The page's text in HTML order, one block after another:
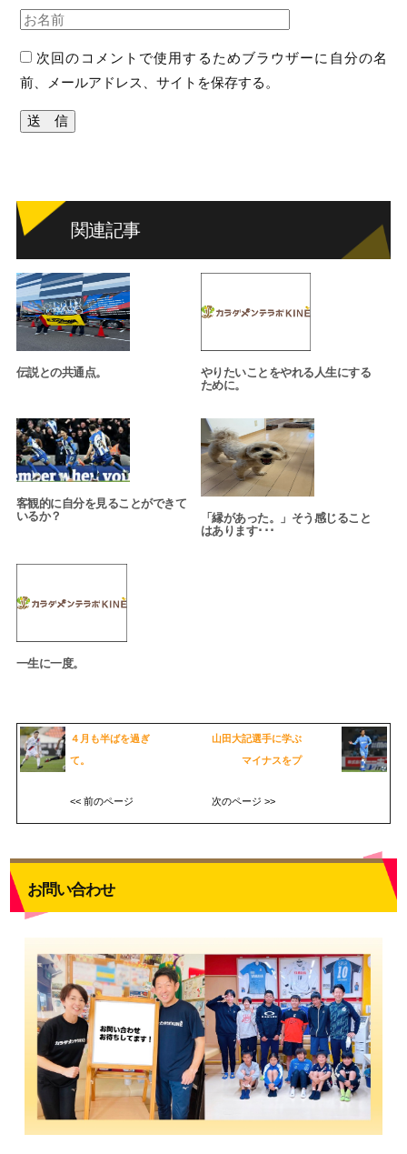
次回のコメントで使用するためブラウザーに自分の名
前、メールアドレス、サイトを保存する。
関連記事
伝説との共通点。
やりたいことをやれる人生にする
ために。
客観的に自分を見ることができて
いるか？
「縁があった。」そう感じること
はあります･･･
一生に一度。
４月も半ばを過ぎ
て。
<< 前のページ
山田大記選手に学ぶ
マイナスをプ
次のページ >>
お問い合わせ